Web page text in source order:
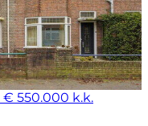
€ 550.000 k.k.